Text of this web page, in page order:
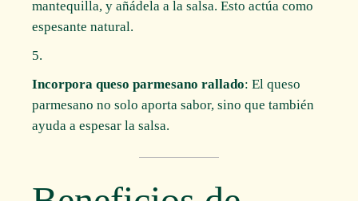
mantequilla, y añádela a la salsa. Esto actúa como
espesante natural.
Incorpora queso parmesano rallado: El queso
parmesano no solo aporta sabor, sino que también
ayuda a espesar la salsa.